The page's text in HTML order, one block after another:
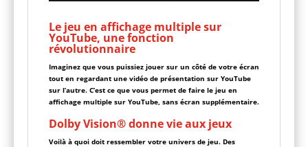
Le jeu en affichage multiple sur
YouTube, une fonction
révolutionnaire
Imaginez que vous puissiez jouer sur un côté de votre écran
tout en regardant une vidéo de présentation sur YouTube
sur l’autre. C’est ce que vous permet de faire le jeu en
affichage multiple sur YouTube, sans écran supplémentaire.
Dolby Vision® donne vie aux jeux
Voilà à quoi doit ressembler votre univers de jeu. Des